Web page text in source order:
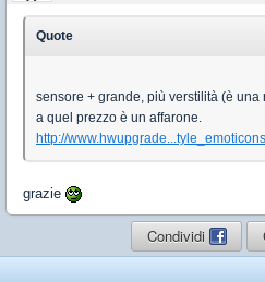
Quote
sensore + grande, più verstilità (è
a quel prezzo è un affarone.
http://
grazie
Condividi